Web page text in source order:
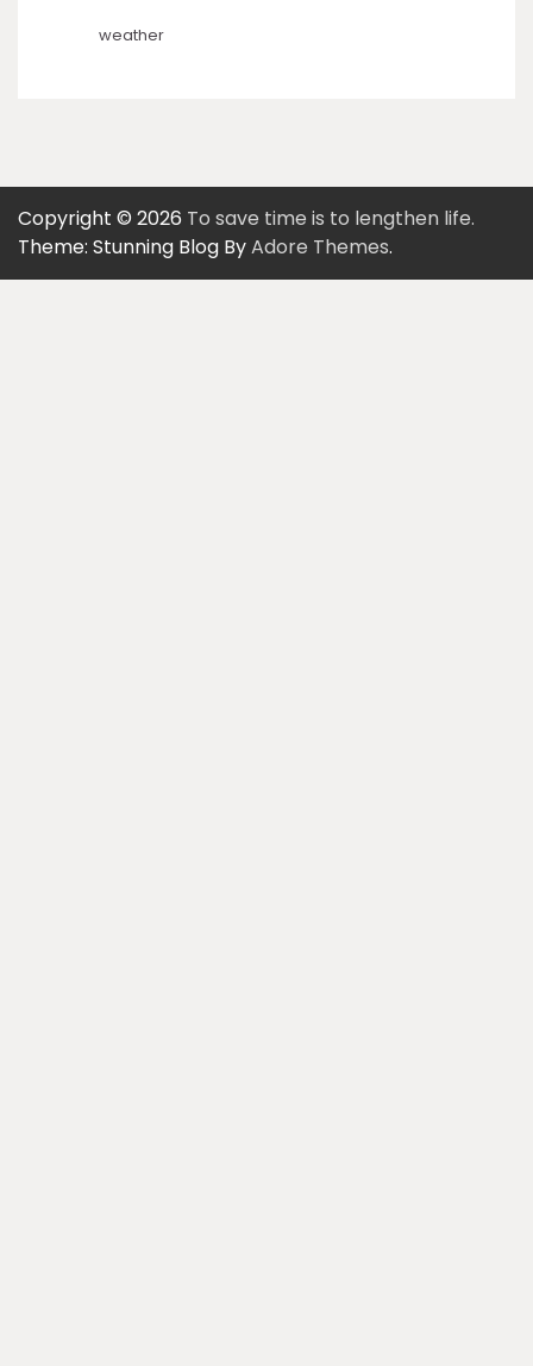
weather
Copyright © 2026 To save time is to lengthen life.
Theme: Stunning Blog ByAdore Themes.